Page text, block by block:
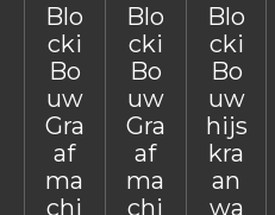
Blo
cki
Bo
uw
Gra
af
ma
chi
Blo
cki
Bo
uw
Gra
af
ma
chi
Blo
cki
Bo
uw
hijs
kra
an
wa